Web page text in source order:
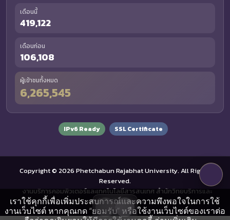
เดือนนี้
419,122
เดือนก่อน
106,108
ผู้เข้าชมทั้งหมด
6,265,545
IPv6 Ready SSL Certificate
Copyright © 2026 Phetchabun Rajabhat University. All Rights
Reserved.
งานบริการคอมพิวเตอร์และเทคโนโลยีสารสนเทศ สำนักวิทยบริการและ
เทคโนโลยีสารสนเทศ
เราใช้คุกกี้เพื่อเพิ่มประสบการณ์และความพึงพอใจในการใช้
งานเว็บไซต์ หากคุณกด “ยอมรับ” หรือใช้งานเว็บไซต์ของเราต่อ